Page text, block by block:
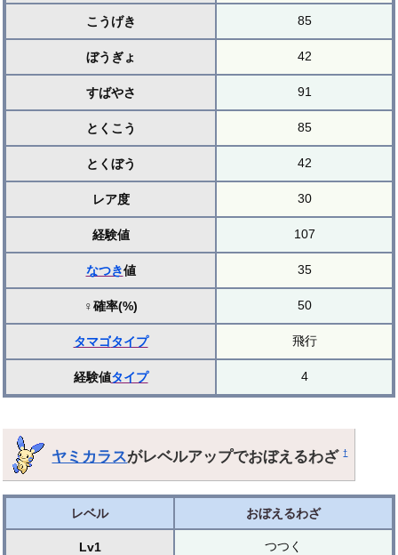
こうげき 85
ぼうぎょ 42
すばやさ 91
とくこう 85
とくぼう 42
レア度 30
経験値 107
なつき値 35
♀確率(%) 50
タマゴタイプ 飛行
経験値タイプ 4
ヤミカラスがレベルアップでおぼえるわざ†
レベル おぼえるわざ
Lv1 つつく